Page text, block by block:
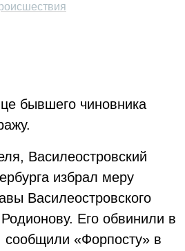
бывшего чиновника
Василеостровский
избрал меру
Василеостровского
Его обвинили в
сообщили «Форпосту» в